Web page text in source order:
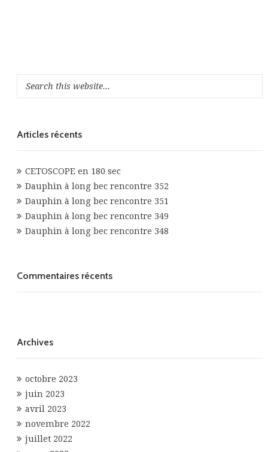
Articles récents
CETOSCOPE en 180 sec
Dauphin à long bec rencontre 352
Dauphin à long bec rencontre 351
Dauphin à long bec rencontre 349
Dauphin à long bec rencontre 348
Commentaires récents
Archives
octobre 2023
juin 2023
avril 2023
novembre 2022
juillet 2022